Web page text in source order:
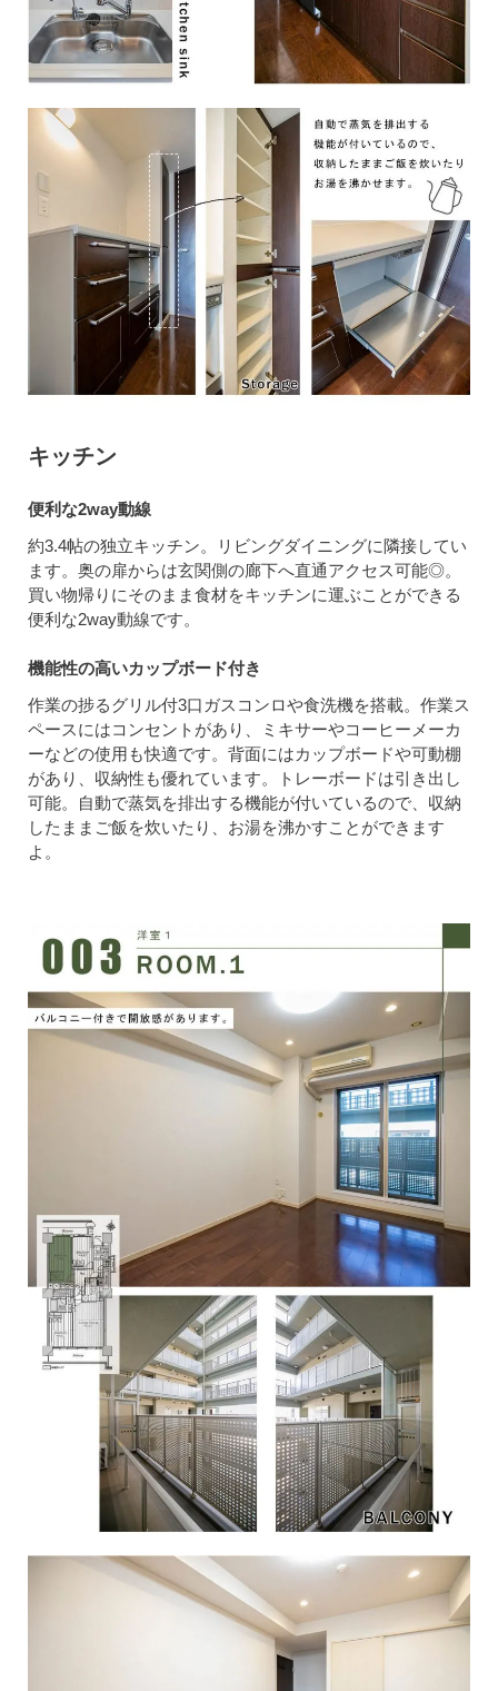
キッチン
便利な2way動線
約3.4帖の独立キッチン。リビングダイニングに隣接してい
ます。奥の扉からは玄関側の廊下へ直通アクセス可能◎。
買い物帰りにそのまま食材をキッチンに運ぶことができる
便利な2way動線です。
機能性の高いカップボード付き
作業の捗るグリル付3口ガスコンロや食洗機を搭載。作業ス
ペースにはコンセントがあり、ミキサーやコーヒーメーカ
ーなどの使用も快適です。背面にはカップボードや可動棚
があり、収納性も優れています。トレーボードは引き出し
可能。自動で蒸気を排出する機能が付いているので、収納
したままご飯を炊いたり、お湯を沸かすことができます
よ。